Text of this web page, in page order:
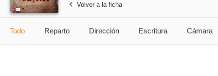
Volver a la ficha
Todo Reparto Dirección Escritura Cámara